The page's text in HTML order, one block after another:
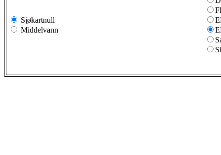
Sjøkartnull
Middelvann